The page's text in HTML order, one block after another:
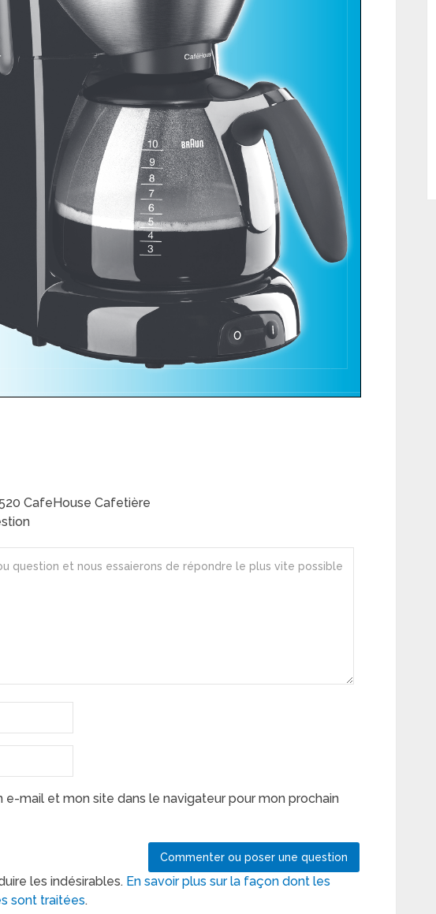
CafeHouse Cafetière
e-mail et mon site dans le navigateur pour mon prochain
les indésirables. En savoir plus sur la façon dont les
sont traitées.